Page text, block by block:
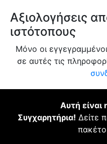
Αξιολογήσεις
ιστότοπους
Μόνο οι
σε αυτές τις
Αυτή είναι
Συγχαρητήρια! Δείτε